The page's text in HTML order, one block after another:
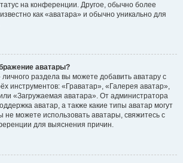
на конференции. Другое, обычно более
как «аватара» и обычно уникально для
аватары?
раздела вы можете добавить аватару с
инструментов: «Граватар», «Галерея аватар»,
«Загружаемая аватара». От администратора
аватар, а также какие типы аватар могут
не можете использовать аватары, свяжитесь с
для выяснения причин.